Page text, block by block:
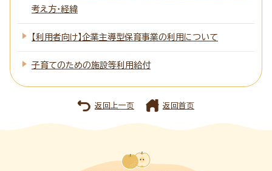
考え方・経緯
【利用者向け】企業主導型保育事業の利用について
子育てのための施設等利用給付
返回上一页 返回首页